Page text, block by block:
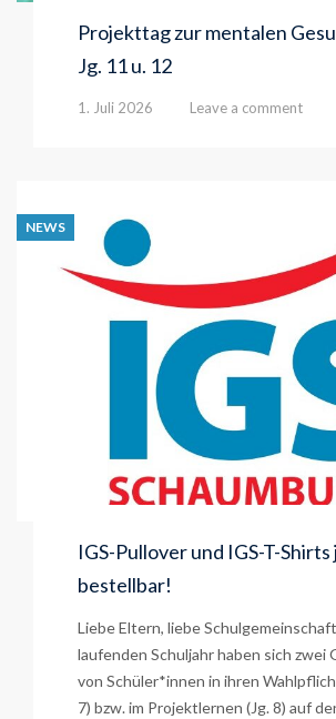
Projekttag zur mentalen
Jg. 11 u. 12
1. Juli 2026 Leave a comment
NEWS
IGS-Pullover und IGS-T-
bestellbar!
Liebe Eltern, liebe
laufenden Schuljahr haben sich zwei
von Schüler*innen in ihren
7) bzw. im Projektlernen (Jg. 8) auf